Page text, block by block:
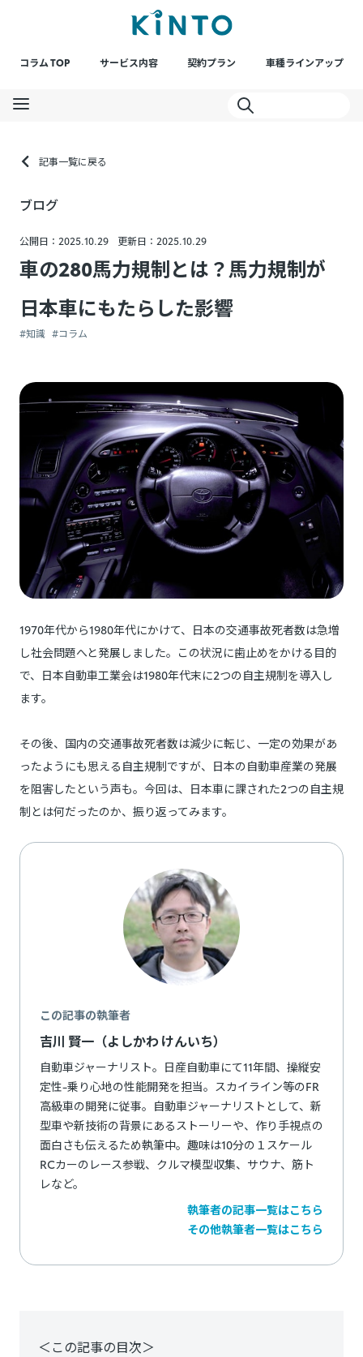
コラム TOP サービス内容 契約プラン 車種ラインアップ
記事一覧に戻る
ブログ
公開日：2025.10.29 更新日：2025.10.29
車の280馬力規制とは？馬力規制が
日本車にもたらした影響
#知識 #コラム
1970年代から1980年代にかけて、日本の交通事故死者数は急増
し社会問題へと発展しました。この状況に歯止めをかける目的
で、日本自動車工業会は1980年代末に2つの自主規制を導入し
ます。
その後、国内の交通事故死者数は減少に転じ、一定の効果があ
ったようにも思える自主規制ですが、日本の自動車産業の発展
を阻害したという声も。今回は、日本車に課された2つの自主規
制とは何だったのか、振り返ってみます。
この記事の執筆者
吉川 賢一（よしかわ けんいち）
自動車ジャーナリスト。日産自動車にて11年間、操縦安
定性-乗り心地の性能開発を担当。スカイライン等のFR
高級車の開発に従事。自動車ジャーナリストとして、新
型車や新技術の背景にあるストーリーや、作り手視点の
面白さも伝えるため執筆中。趣味は10分の１スケール
RCカーのレース参戦、クルマ模型収集、サウナ、筋ト
レなど。
執筆者の記事一覧はこちら
その他執筆者一覧はこちら
＜この記事の目次＞